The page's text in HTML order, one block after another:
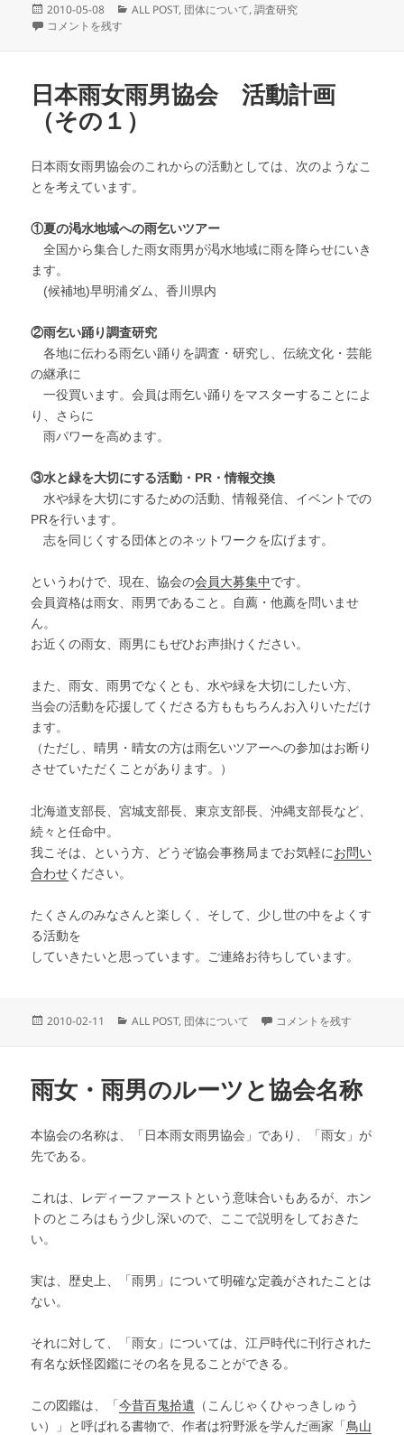
投
稿
2010-05-08
カ
ALL POST, 団体について,調査研究
雨乞山 in 新潟 に
コメントを残す
日本雨女雨男協会 活動計画
（その１）
日本雨女雨男協会のこれからの活動としては、次のようなこ
とを考えています。
①夏の渇水地域への雨乞いツアー
全国から集合した雨女雨男が渇水地域に雨を降らせにいき
ます。
(候補地)早明浦ダム、香川県内
②雨乞い踊り調査研究
各地に伝わる雨乞い踊りを調査・研究し、伝統文化・芸能
の継承に
一役買います。会員は雨乞い踊りをマスターすることによ
り、さらに
雨パワーを高めます。
③水と緑を大切にする活動・PR・情報交換
水や緑を大切にするための活動、情報発信、イベントでの
PRを行います。
志を同じくする団体とのネットワークを広げます。
というわけで、現在、協会の会員大募集中です。
会員資格は雨女、雨男であること。自薦・他薦を問いませ
ん。
お近くの雨女、雨男にもぜひお声掛けください。
また、雨女、雨男でなくとも、水や緑を大切にしたい方、
当会の活動を応援してくださる方ももちろんお入りいただけ
ます。
（ただし、晴男・晴女の方は雨乞いツアーへの参加はお断り
させていただくことがあります。）
北海道支部長、宮城支部長、東京支部長、沖縄支部長など、
続々と任命中。
我こそは、という方、どうぞ協会事務局までお気軽にお問い
合わせください。
たくさんのみなさんと楽しく、そして、少し世の中をよくす
る活動を
していきたいと思っています。ご連絡お待ちしています。
投
2010-02-11
カ
ー
ALL POST, 団体について 日本雨女雨男協会 活動
コメントを残す
雨女・雨男のルーツと協会名称
本協会の名称は、「日本雨女雨男協会」であり、「雨女」が
先である。
これは、レディーファーストという意味合いもあるが、ホン
トのところはもう少し深いので、ここで説明をしておきた
い。
実は、歴史上、「雨男」について明確な定義がされたことは
ない。
それに対して、「雨女」については、江戸時代に刊行された
有名な妖怪図鑑にその名を見ることができる。
この図鑑は、「今昔百鬼拾遺 （こんじゃくひゃっきしゅう
い）」と呼ばれる書物で、作者は狩野派を学んだ画家「鳥山